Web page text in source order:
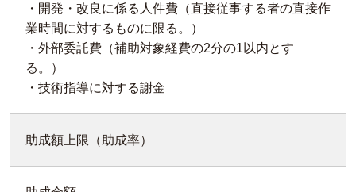
・開発・改良に係る人件費（直接従事する者の直接作
業時間に対するものに限る。）
・外部委託費（補助対象経費の2分の1以内とす
る。）
・技術指導に対する謝金
助成額上限（助成率）